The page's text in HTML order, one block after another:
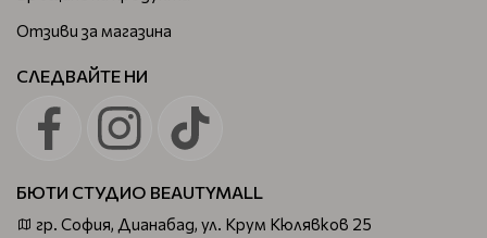
Отзиви за магазина
СЛЕДВАЙТЕ НИ
БЮТИ СТУДИО BEAUTYMALL
гр. София, Дианабад, ул. Крум Кюлявков 25